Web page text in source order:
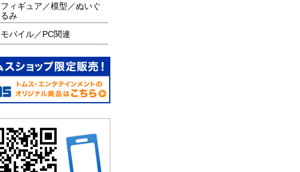
フィギュア／模型／ぬいぐ
るみ
モバイル／PC関連